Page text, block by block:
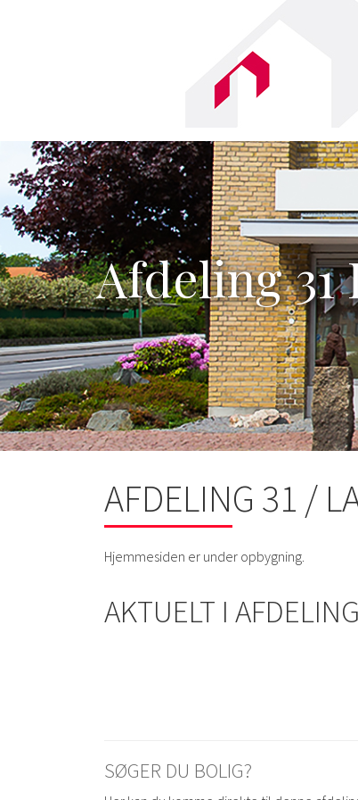
Afdeling
AFDELING 31 /
Hjemmesiden er under opbygning.
AKTUELT I
SØGER DU BOLIG?